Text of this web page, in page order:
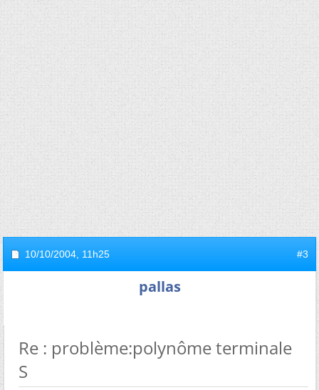
10/10/2004, 11h25 #3
pallas
Re : problème:polynôme terminale
S